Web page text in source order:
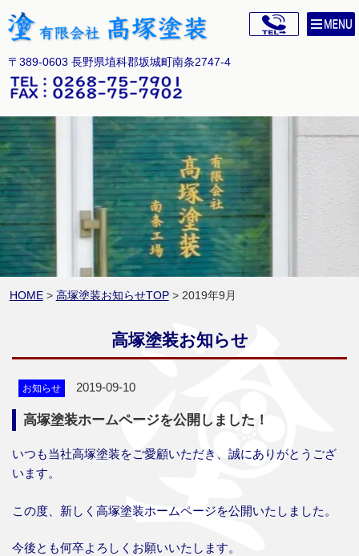
〒389-0603 長野県埴科郡坂城町南条2747-4
HOME> 高塚塗装お知らせTOP> 2019年9月
高塚塗装お知らせ
2019-09-10
高塚塗装ホームページを公開しました！
いつも当社高塚塗装をご愛顧いただき、誠にありがとうござ
います。
この度、新しく高塚塗装ホームページを公開いたしました。
今後とも何卒よろしくお願いいたします。